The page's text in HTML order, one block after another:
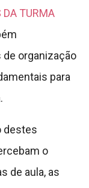
DA TURMA
organização
para
destes
o
de aula, as